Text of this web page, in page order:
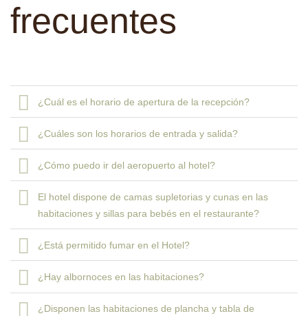
frecuentes
¿Cuál es el horario de apertura de la recepción?
¿Cuáles son los horarios de entrada y salida?
¿Cómo puedo ir del aeropuerto al hotel?
El hotel dispone de camas supletorias y cunas en las
habitaciones y sillas para bebés en el restaurante?
¿Está permitido fumar en el Hotel?
¿Hay albornoces en las habitaciones?
¿Disponen las habitaciones de plancha y tabla de